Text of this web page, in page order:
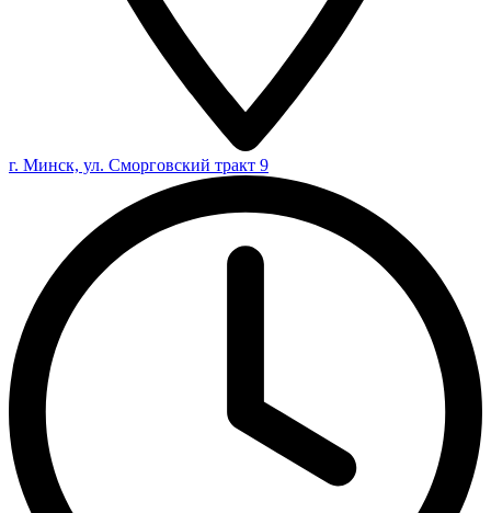
г. Минск, ул. Сморговский тракт 9